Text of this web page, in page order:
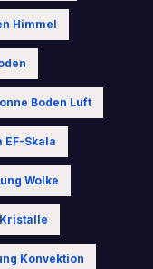
Himmel
Boden Luft
EF-Skala
Wolke
Konvektion